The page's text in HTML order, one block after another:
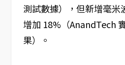
測試數據），但新增毫米
增加 18%（AnandTech
果）。